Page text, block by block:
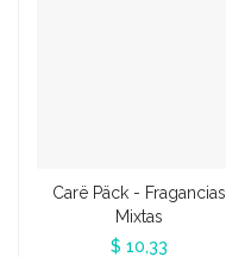
Carë Päck - Fragancias
Mixtas
$ 10,33